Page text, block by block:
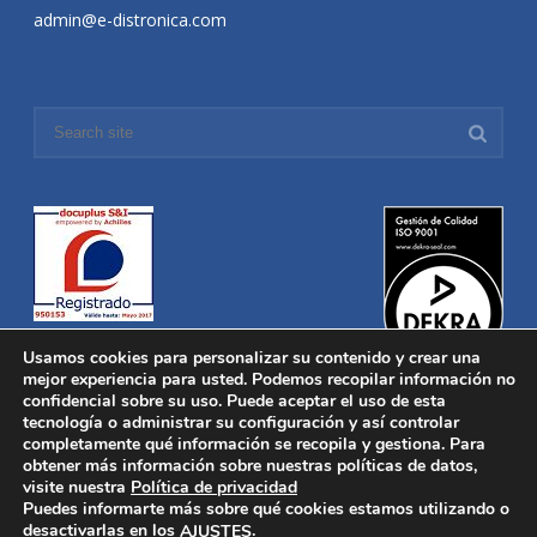
admin@e-distronica.com
Distronica © 2016 Todos los derechos reservados.Aviso legal
Política de privacidad|Política de Cookies
Desarrollado porNucleosoft
Inicio
Quiénes Somos
Usamos cookies para personalizar su contenido y crear una
mejor experiencia para usted. Podemos recopilar información no
confidencial sobre su uso. Puede aceptar el uso de esta
tecnología o administrar su configuración y así controlar
completamente qué información se recopila y gestiona. Para
obtener más información sobre nuestras políticas de datos,
visite nuestra Política de privacidad
Puedes informarte más sobre qué cookies estamos utilizando o
desactivarlas en los AJUSTES.